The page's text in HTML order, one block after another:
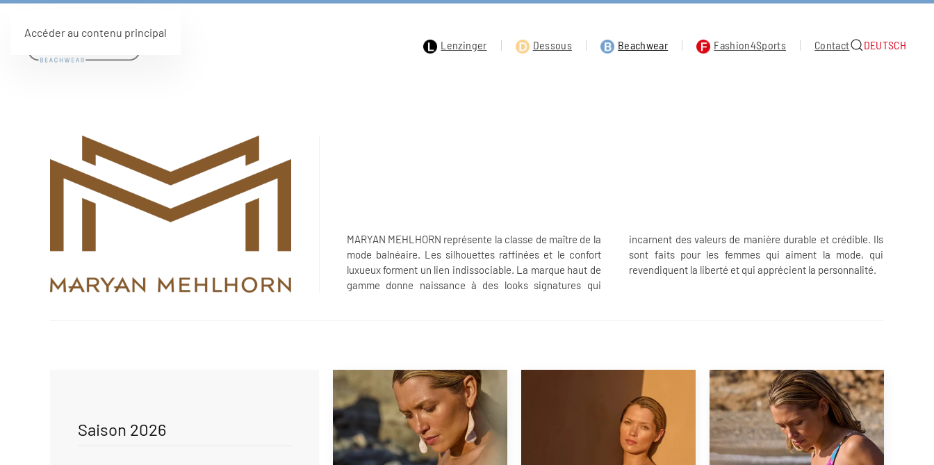
Accéder au contenu principal
Lenzinger
Dessous Beachwear Fashion4Sports Contact DEUTSCH
MARYAN MEHLHORN représente la classe de maître de la
mode balnéaire. Les silhouettes raffinées et le confort
luxueux forment un lien indissociable. La marque haut de
gamme donne naissance à des looks signatures qui
incarnent des valeurs de manière durable et crédible. Ils
sont faits pour les femmes qui aiment la mode, qui
revendiquent la liberté et qui apprécient la personnalité.
Saison 2026